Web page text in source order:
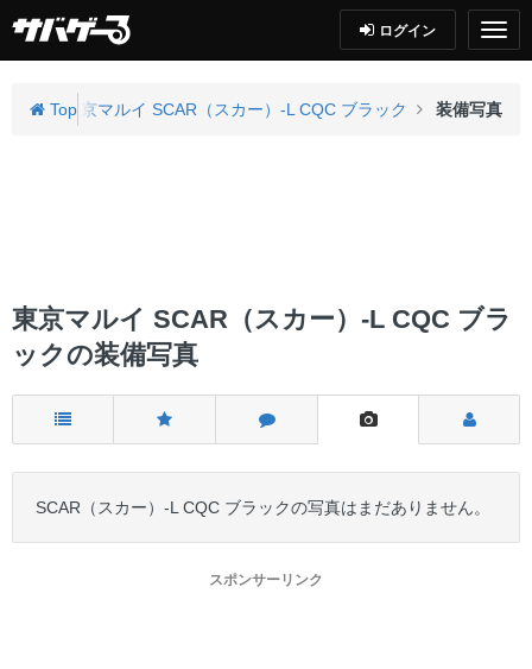
ログイン
Top
ン 東京マルイ SCAR（スカー）-L CQC ブラック 装備写真
東京マルイ SCAR（スカー）-L CQC ブラ
ックの装備写真
SCAR（スカー）-L CQC ブラックの写真はまだありません。
スポンサーリンク